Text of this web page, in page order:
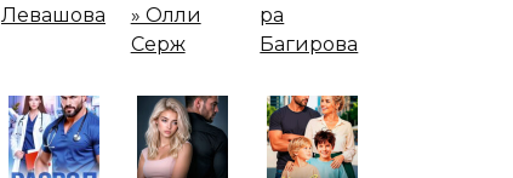
Левашова
» Олли
Серж
ра
Багирова